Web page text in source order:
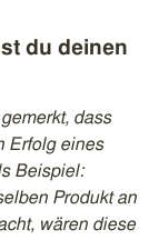
du deinen
dass
Erfolg eines
Beispiel:
Produkt an
wären diese